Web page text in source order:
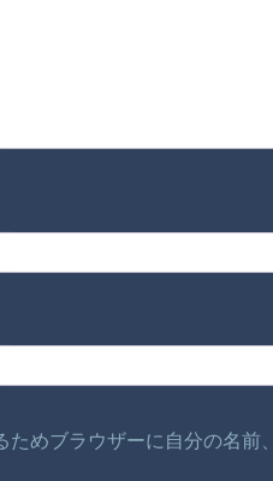
ためブラウザーに自分の名